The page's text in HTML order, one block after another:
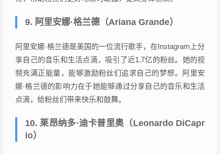
9. 阿里安娜·格兰德（Ariana Grande）
阿里安娜·格兰德是美国的一位流行歌手，在Instagram上分
享自己的音乐和生活点滴，吸引了近1.7亿的粉丝。她的视
频充满正能量，能够激励粉丝们追求自己的梦想。阿里安
娜·格兰德的影响力在于她能够通过分享自己的音乐和生活
点滴，给粉丝们带来快乐和鼓舞。
10. 莱昂纳多·迪卡普里奥（Leonardo DiCapr
io）